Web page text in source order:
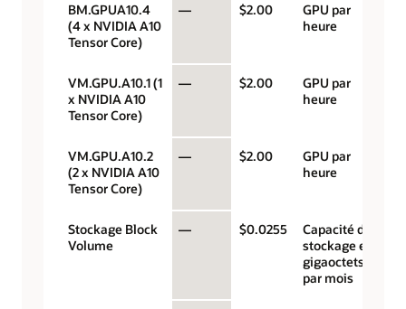
BM.GPUA10.4
(4 x NVIDIA A10
Tensor Core)
— $2.00
GPU par
heure
VM.GPU.A10.1 (1
x NVIDIA A10
Tensor Core)
— $2.00
GPU par
heure
VM.GPU.A10.2
(2 x NVIDIA A10
Tensor Core)
— $2.00
GPU par
heure
Stockage Block
Volume
— $0.0255
Capacité de
stockage en
gigaoctets
par mois